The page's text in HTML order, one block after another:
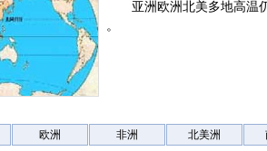
亚洲欧洲北美多地高温
。
欧洲 非洲 北美洲